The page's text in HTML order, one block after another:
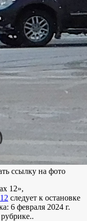
ссылку на фото
12»,
12 следует к остановке
6 февраля 2024 г.